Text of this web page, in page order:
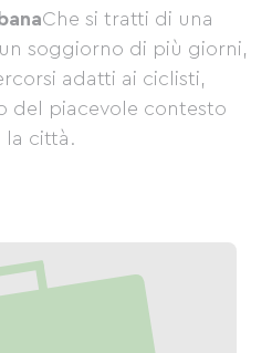
Che si tratti di una
soggiorno di più giorni,
adatti ai ciclisti,
del piacevole contesto
la città.